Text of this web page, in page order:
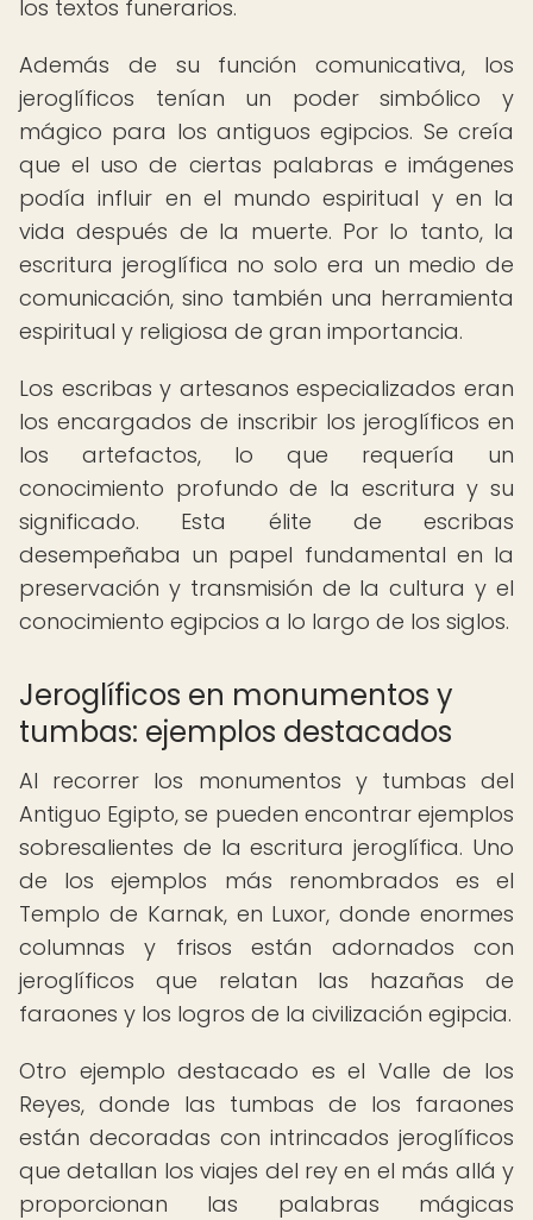
los textos funerarios.
Además de su función comunicativa, los
jeroglíficos tenían un poder simbólico y
mágico para los antiguos egipcios. Se creía
que el uso de ciertas palabras e imágenes
podía influir en el mundo espiritual y en la
vida después de la muerte. Por lo tanto, la
escritura jeroglífica no solo era un medio de
comunicación, sino también una herramienta
espiritual y religiosa de gran importancia.
Los escribas y artesanos especializados eran
los encargados de inscribir los jeroglíficos en
los artefactos, lo que requería un
conocimiento profundo de la escritura y su
significado. Esta élite de escribas
desempeñaba un papel fundamental en la
preservación y transmisión de la cultura y el
conocimiento egipcios a lo largo de los siglos.
Jeroglíficos en monumentos y
tumbas: ejemplos destacados
Al recorrer los monumentos y tumbas del
Antiguo Egipto, se pueden encontrar ejemplos
sobresalientes de la escritura jeroglífica. Uno
de los ejemplos más renombrados es el
Templo de Karnak, en Luxor, donde enormes
columnas y frisos están adornados con
jeroglíficos que relatan las hazañas de
faraones y los logros de la civilización egipcia.
Otro ejemplo destacado es el Valle de los
Reyes, donde las tumbas de los faraones
están decoradas con intrincados jeroglíficos
que detallan los viajes del rey en el más allá y
proporcionan las palabras mágicas